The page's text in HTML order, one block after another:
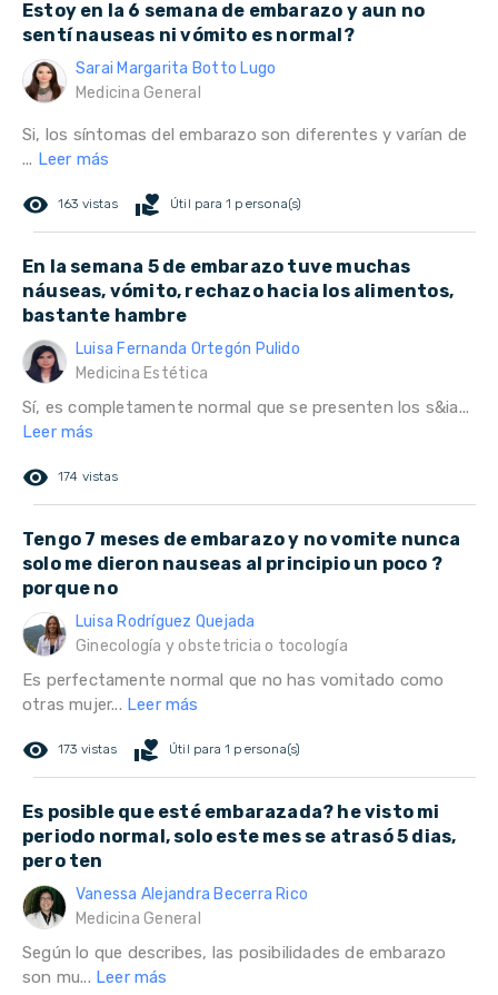
Estoy en la 6 semana de embarazo y aun no
sentí nauseas ni vómito es normal?
Sarai Margarita Botto Lugo
Medicina General
Si, los síntomas del embarazo son diferentes y varían de
... Leer más
remove_red_eye 163 vistas volunteer_activism Útil para 1 persona(s)
En la semana 5 de embarazo tuve muchas
náuseas, vómito, rechazo hacia los alimentos,
bastante hambre
Luisa Fernanda Ortegón Pulido
Medicina Estética
Sí, es completamente normal que se presenten los s&ia...
Leer más
remove_red_eye 174 vistas
Tengo 7 meses de embarazo y no vomite nunca
solo me dieron nauseas al principio un poco ?
porque no
Luisa Rodríguez Quejada
Ginecología y obstetricia o tocología
Es perfectamente normal que no has vomitado como
otras mujer... Leer más
remove_red_eye 173 vistas volunteer_activism Útil para 1 persona(s)
Es posible que esté embarazada? he visto mi
periodo normal, solo este mes se atrasó 5 dias,
pero ten
Vanessa Alejandra Becerra Rico
Medicina General
Según lo que describes, las posibilidades de embarazo
son mu... Leer más